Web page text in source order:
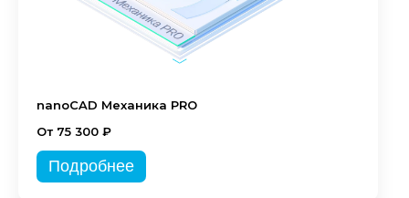
nanoCAD Механика PRO
От 75 300 ₽
Подробнее